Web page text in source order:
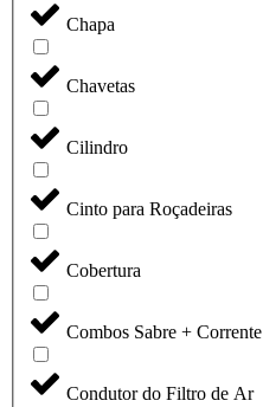
Chapa
Chavetas
Cilindro
Cinto para Roçadeiras
Cobertura
Combos Sabre + Corrente
Condutor do Filtro de Ar